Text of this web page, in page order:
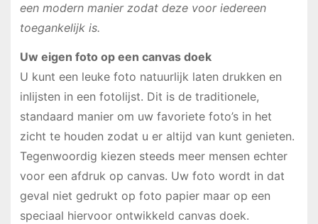
een modern manier zodat deze voor iedereen
toegankelijk is.
Uw eigen foto op een canvas doek
U kunt een leuke foto natuurlijk laten drukken en
inlijsten in een fotolijst. Dit is de traditionele,
standaard manier om uw favoriete foto’s in het
zicht te houden zodat u er altijd van kunt genieten.
Tegenwoordig kiezen steeds meer mensen echter
voor een afdruk op canvas. Uw foto wordt in dat
geval niet gedrukt op foto papier maar op een
speciaal hiervoor ontwikkeld canvas doek.